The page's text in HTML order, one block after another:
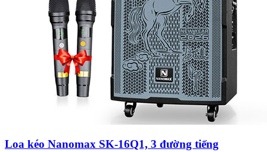
Loa kéo Nanomax SK-16Q1, 3 đường tiếng